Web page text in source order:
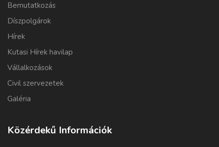
Bemutatkozás
Díszpolgárok
Hírek
Kutasi Hírek havilap
Vállalkozások
Civil szervezetek
Galéria
Közérdekű Információk